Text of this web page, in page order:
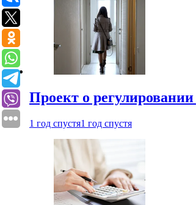
Проект о
1 год спустя1 год спустя